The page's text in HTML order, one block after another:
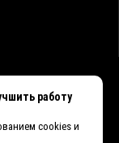
продаж
работу
cookies и